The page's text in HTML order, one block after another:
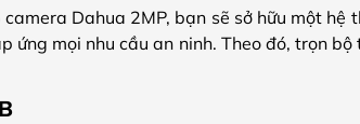
Dahua 2MP, bạn sẽ sở hữu một hệ
ứng mọi nhu cầu an ninh. Theo đó, trọn